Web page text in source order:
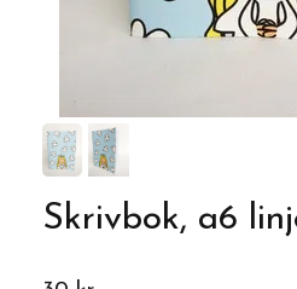
Skrivbok, a6